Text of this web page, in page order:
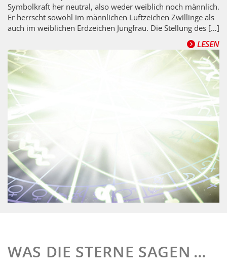
Symbolkraft her neutral, also weder weiblich noch männlich.
Er herrscht sowohl im männlichen Luftzeichen Zwillinge als
auch im weiblichen Erdzeichen Jungfrau. Die Stellung des […]
LESEN
WAS DIE STERNE SAGEN …